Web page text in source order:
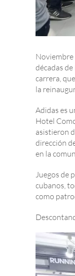
Noviembre
décadas
carrera,
la
Adidas es
Hotel
asistieron
dirección
en la
Juegos de
cubanos,
como